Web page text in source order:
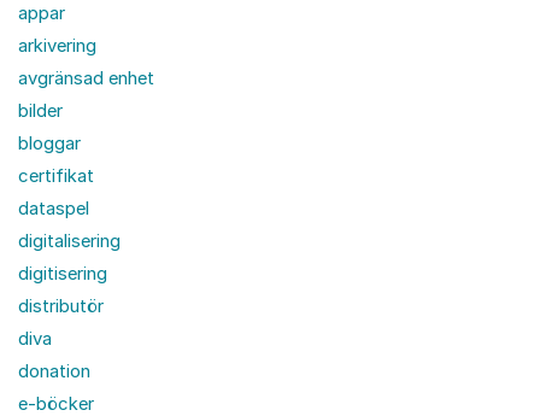
appar
arkivering
avgränsad enhet
bilder
bloggar
certifikat
dataspel
digitalisering
digitisering
distributör
diva
donation
e-böcker